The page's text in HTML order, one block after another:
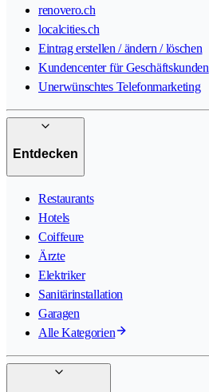
renovero.ch
localcities.ch
Eintrag erstellen / ändern / löschen
Kundencenter für Geschäftskunden
Unerwünschtes Telefonmarketing
Entdecken
Restaurants
Hotels
Coiffeure
Ärzte
Elektriker
Sanitärinstallation
Garagen
Alle Kategorien